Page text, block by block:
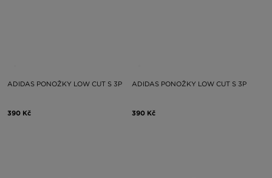
ADIDAS PONOŽKY LOW CUT S 3P
390 Kč
ADIDAS PONOŽKY LOW CUT S 3P
390 Kč